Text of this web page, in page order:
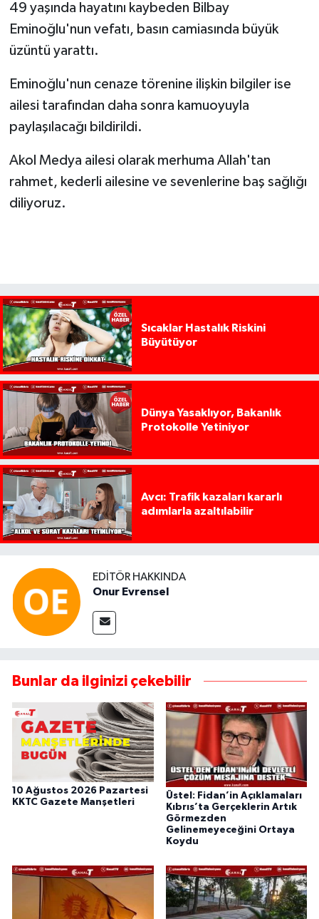
49 yaşında hayatını kaybeden Bilbay
Eminoğlu'nun vefatı, basın camiasında büyük
üzüntü yarattı.
Eminoğlu'nun cenaze törenine ilişkin bilgiler ise
ailesi tarafından daha sonra kamuoyuyla
paylaşılacağı bildirildi.
Akol Medya ailesi olarak merhuma Allah'tan
rahmet, kederli ailesine ve sevenlerine baş sağlığı
diliyoruz.
Sıcaklar Hastalık Riskini
Büyütüyor
Dünya Yasaklıyor, Bakanlık
Protokolle Yetiniyor
Avcı: Trafik kazaları kararlı
adımlarla azaltılabilir
EDITÖR HAKKINDA
Onur Evrensel
Bunlar da ilginizi çekebilir
10 Ağustos 2026 Pazartesi
KKTC Gazete Manşetleri
Üstel: Fidan’in Açıklamaları
Kıbrıs’ta Gerçeklerin Artık
Görmezden
Gelinemeyeceğini Ortaya
Koydu